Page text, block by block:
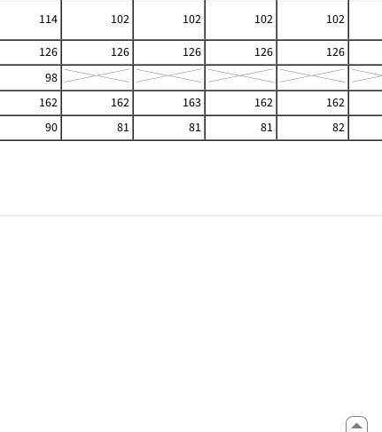
114 102 102 102
102
126 126 126 126
126
98
162 162 163 162
162
90 81 81 81 82